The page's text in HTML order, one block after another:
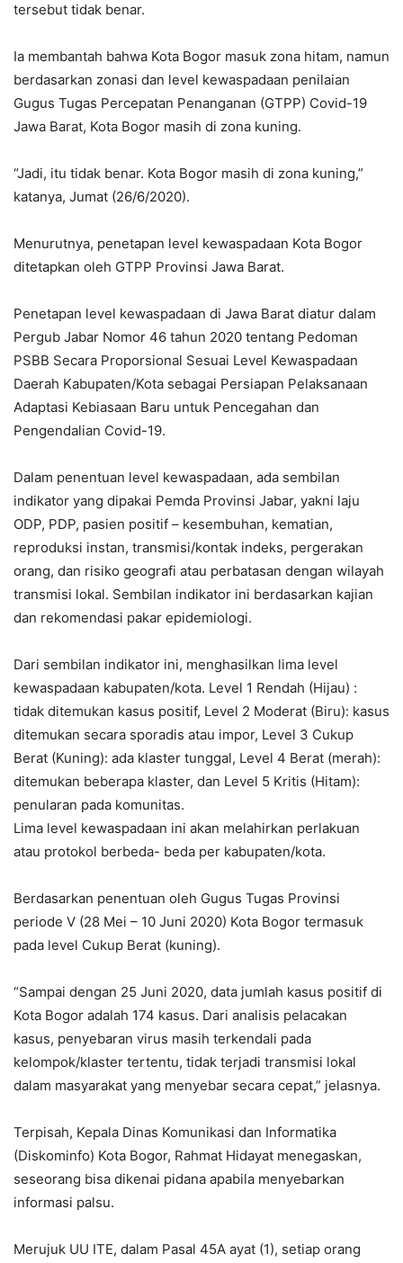
tersebut tidak benar.
Ia membantah bahwa Kota Bogor masuk zona hitam, namun
berdasarkan zonasi dan level kewaspadaan penilaian
Gugus Tugas Percepatan Penanganan (GTPP) Covid-19
Jawa Barat, Kota Bogor masih di zona kuning.
“Jadi, itu tidak benar. Kota Bogor masih di zona kuning,”
katanya, Jumat (26/6/2020).
Menurutnya, penetapan level kewaspadaan Kota Bogor
ditetapkan oleh GTPP Provinsi Jawa Barat.
Penetapan level kewaspadaan di Jawa Barat diatur dalam
Pergub Jabar Nomor 46 tahun 2020 tentang Pedoman
PSBB Secara Proporsional Sesuai Level Kewaspadaan
Daerah Kabupaten/Kota sebagai Persiapan Pelaksanaan
Adaptasi Kebiasaan Baru untuk Pencegahan dan
Pengendalian Covid-19.
Dalam penentuan level kewaspadaan, ada sembilan
indikator yang dipakai Pemda Provinsi Jabar, yakni laju
ODP, PDP, pasien positif – kesembuhan, kematian,
reproduksi instan, transmisi/kontak indeks, pergerakan
orang, dan risiko geografi atau perbatasan dengan wilayah
transmisi lokal. Sembilan indikator ini berdasarkan kajian
dan rekomendasi pakar epidemiologi.
Dari sembilan indikator ini, menghasilkan lima level
kewaspadaan kabupaten/kota. Level 1 Rendah (Hijau) :
tidak ditemukan kasus positif, Level 2 Moderat (Biru): kasus
ditemukan secara sporadis atau impor, Level 3 Cukup
Berat (Kuning): ada klaster tunggal, Level 4 Berat (merah):
ditemukan beberapa klaster, dan Level 5 Kritis (Hitam):
penularan pada komunitas.
Lima level kewaspadaan ini akan melahirkan perlakuan
atau protokol berbeda- beda per kabupaten/kota.
Berdasarkan penentuan oleh Gugus Tugas Provinsi
periode V (28 Mei – 10 Juni 2020) Kota Bogor termasuk
pada level Cukup Berat (kuning).
“Sampai dengan 25 Juni 2020, data jumlah kasus positif di
Kota Bogor adalah 174 kasus. Dari analisis pelacakan
kasus, penyebaran virus masih terkendali pada
kelompok/klaster tertentu, tidak terjadi transmisi lokal
dalam masyarakat yang menyebar secara cepat,” jelasnya.
Terpisah, Kepala Dinas Komunikasi dan Informatika
(Diskominfo) Kota Bogor, Rahmat Hidayat menegaskan,
seseorang bisa dikenai pidana apabila menyebarkan
informasi palsu.
Merujuk UU ITE, dalam Pasal 45A ayat (1), setiap orang